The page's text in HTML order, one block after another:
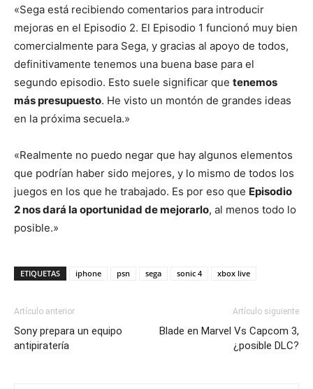
«Sega está recibiendo comentarios para introducir
mejoras en el Episodio 2. El Episodio 1 funcionó muy bien
comercialmente para Sega, y gracias al apoyo de todos,
definitivamente tenemos una buena base para el
segundo episodio. Esto suele significar que tenemos
más presupuesto. He visto un montón de grandes ideas
en la próxima secuela.»
«Realmente no puedo negar que hay algunos elementos
que podrían haber sido mejores, y lo mismo de todos los
juegos en los que he trabajado. Es por eso que Episodio
2 nos dará la oportunidad de mejorarlo, al menos todo lo
posible.»
ETIQUETAS iphone psn sega sonic 4 xbox live
Artículo anterior
Sony prepara un equipo
antipiratería
Artículo siguiente
Blade en Marvel Vs Capcom 3,
¿posible DLC?